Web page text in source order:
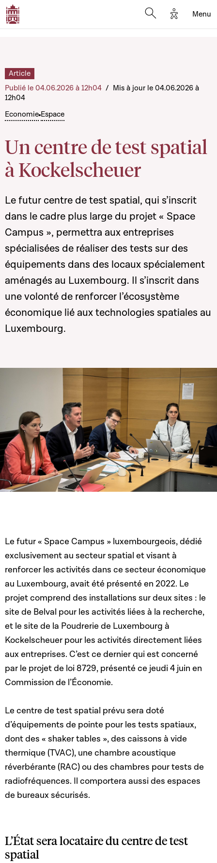
Options
Menu
Economie Espace
Un centre de test spatial
à Kockelscheuer
Article
Publié le 04.06.2026 à 12h04 / Mis à jour le 04.06.2026 à
12h04
Le futur centre de test spatial, qui s’inscrit
dans le cadre plus large du projet « Space
Campus », permettra aux entreprises
spécialisées de réaliser des tests sur des
équipements dans des locaux spécialement
aménagés au Luxembourg. Il s’inscrit dans
une volonté de renforcer l’écosystème
économique lié aux technologies spatiales au
Luxembourg.
Le futur « Space Campus » luxembourgeois,dédié
exclusivement au secteur spatial et visant à
renforcer les activités dans ce secteur économique
au Luxembourg,avait été présenté en 2022. Le
projet comprend des installations sur deux sites : le
site de Belval pour les activités liées à la recherche,
et le site de la Poudrerie de Luxembourg à
Kockelscheuer pour les activités directement liées
aux entreprises. C’est ce dernier qui est concerné
par le projet de loi 8729, présenté ce jeudi 4 juin en
Commission de l’Économie.
Le centre de test spatial prévu sera doté
d’équipements de pointe pour les tests spatiaux,
dont des « shaker tables », des caissons à vide
thermique (TVAC), une chambre acoustique
réverbérante (RAC) ou des chambres pour tests de
radiofréquences. Il comportera aussi des espaces
de bureaux sécurisés.
L’État sera locataire du centre de test
spatial